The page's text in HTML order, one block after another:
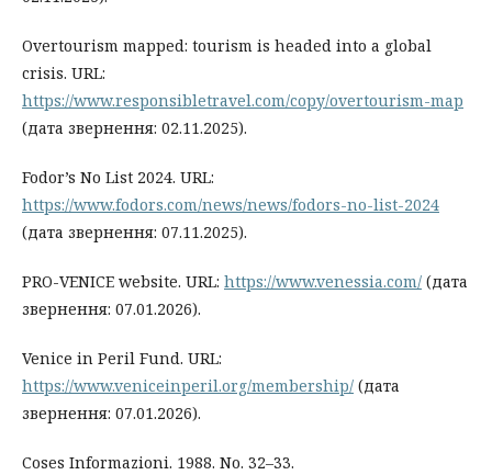
Overtourism mapped: tourism is headed into a global
crisis. URL:
https://www.responsibletravel.com/copy/overtourism-map
(дата звернення: 02.11.2025).
Fodor’s No List 2024. URL:
https://www.fodors.com/news/news/fodors-no-list-2024
(дата звернення: 07.11.2025).
PRO-VENICE website. URL: https://www.venessia.com/ (дата
звернення: 07.01.2026).
Venice in Peril Fund. URL:
https://www.veniceinperil.org/membership/ (дата
звернення: 07.01.2026).
Coses Informazioni. 1988. No. 32–33.